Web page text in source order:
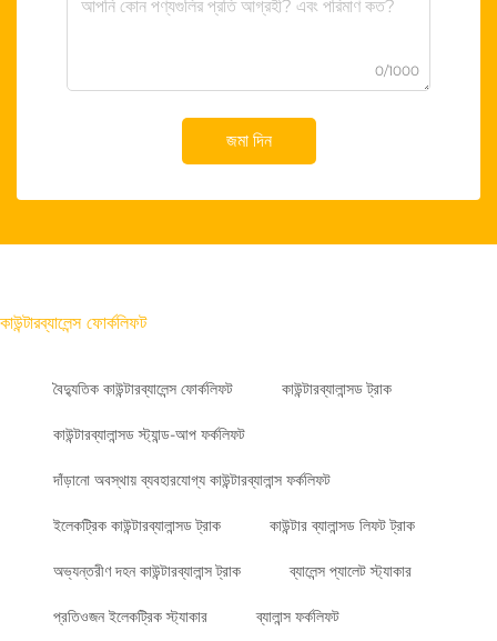
0/1000
জমা দিন
কাউন্টারব্যালেন্স ফোর্কলিফট
বৈদ্যুতিক কাউন্টারব্যালেন্স ফোর্কলিফট কাউন্টারব্যালান্সড ট্রাক
কাউন্টারব্যালান্সড স্ট্যান্ড-আপ ফর্কলিফট
দাঁড়ানো অবস্থায় ব্যবহারযোগ্য কাউন্টারব্যালান্স ফর্কলিফট
ইলেকট্রিক কাউন্টারব্যালান্সড ট্রাক কাউন্টার ব্যালান্সড লিফট ট্রাক
অভ্যন্তরীণ দহন কাউন্টারব্যালান্স ট্রাক ব্যালেন্স প্যালেট স্ট্যাকার
প্রতিওজন ইলেকট্রিক স্ট্যাকার ব্যালান্স ফর্কলিফট